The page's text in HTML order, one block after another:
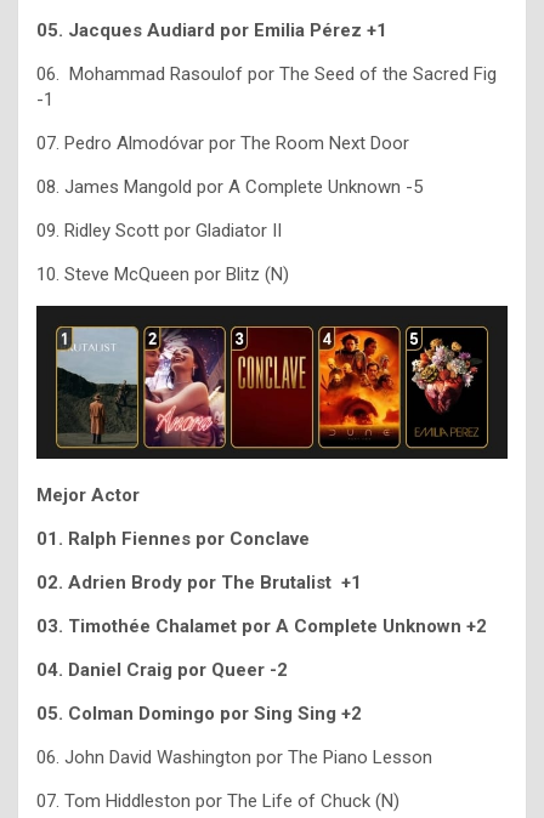
05. Jacques Audiard por Emilia Pérez +1
06. Mohammad Rasoulof por The Seed of the Sacred Fig
-1
07. Pedro Almodóvar por The Room Next Door
08. James Mangold por A Complete Unknown -5
09. Ridley Scott por Gladiator II
10. Steve McQueen por Blitz (N)
Mejor Actor
01. Ralph Fiennes por Conclave
02. Adrien Brody por The Brutalist +1
03. Timothée Chalamet por A Complete Unknown +2
04. Daniel Craig por Queer -2
05. Colman Domingo por Sing Sing +2
06. John David Washington por The Piano Lesson
07. Tom Hiddleston por The Life of Chuck (N)